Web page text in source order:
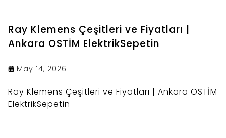
Ray Klemens Çeşitleri ve Fiyatları |
Ankara OSTİM ElektrikSepetin
May 14, 2026
Ray Klemens Çeşitleri ve Fiyatları | Ankara OSTİM
ElektrikSepetin